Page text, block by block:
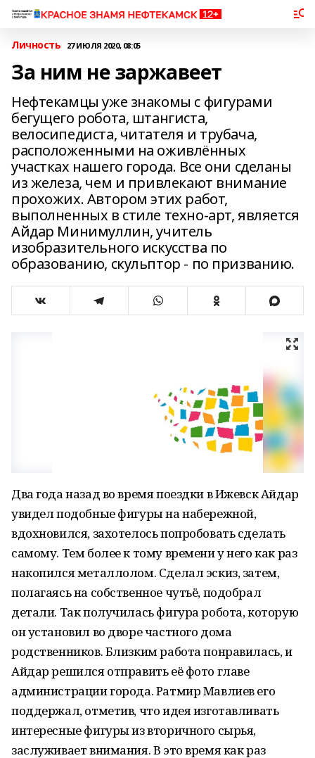
Личность 27 ИЮЛЯ 2020, 08:05
За ним не заржавеет
Нефтекамцы уже знакомы с фигурами
бегущего робота, штангиста,
велосипедиста, читателя и трубача,
расположенными на оживлённых
участках нашего города. Все они сделаны
из железа, чем и привлекают внимание
прохожих. Автором этих работ,
выполненных в стиле техно-арт, является
Айдар Минимуллин, учитель
изобразительного искусства по
образованию, скульптор - по призванию.
Два года назад во время поездки в Ижевск Айдар
увидел подобные фигуры на набережной,
вдохновился, захотелось попробовать сделать
самому. Тем более к тому времени у него как раз
накопился металлолом. Сделал эскиз, затем,
полагаясь на собственное чутьё, подобрал
детали. Так получилась фигура робота, которую
он установил во дворе частного дома
родственников. Близким работа понравилась, и
Айдар решился отправить её фото главе
администрации города. Ратмир Мавлиев его
поддержал, отметив, что идея изготавливать
интересные фигуры из вторичного сырья,
заслуживает внимания. В это время как раз